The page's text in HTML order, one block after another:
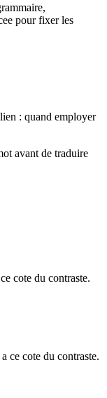
pour fixer les
: quand employer
avant de traduire
cote du contraste.
ce cote du contraste.